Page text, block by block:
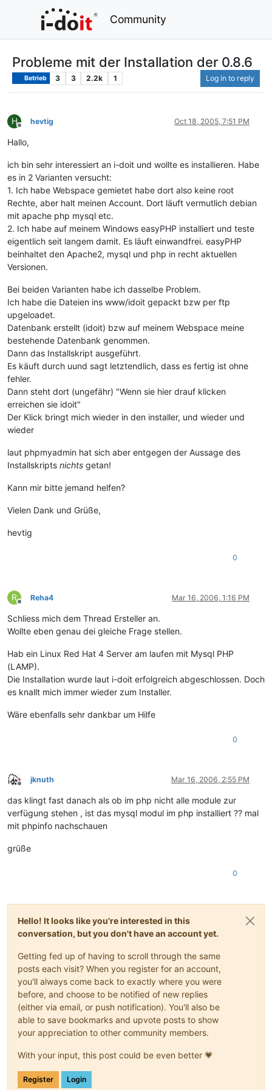
Community
Probleme mit der Installation der 0.8.6
Betrieb 3 3 2.2k 1 Log in to reply
H
Offline
hevtig Oct 18, 2005, 7:51 PM
Hallo,
ich bin sehr interessiert an i-doit und wollte es installieren. Habe
es in 2 Varianten versucht:
1. Ich habe Webspace gemietet habe dort also keine root
Rechte, aber halt meinen Account. Dort läuft vermutlich debian
mit apache php mysql etc.
2. Ich habe auf meinem Windows easyPHP installiert und teste
eigentlich seit langem damit. Es läuft einwandfrei. easyPHP
beinhaltet den Apache2, mysql und php in recht aktuellen
Versionen.
Bei beiden Varianten habe ich dasselbe Problem.
Ich habe die Dateien ins www/idoit gepackt bzw per ftp
upgeloadet.
Datenbank erstellt (idoit) bzw auf meinem Webspace meine
bestehende Datenbank genommen.
Dann das Installskript ausgeführt.
Es käuft durch uund sagt letztendlich, dass es fertig ist ohne
fehler.
Dann steht dort (ungefähr) "Wenn sie hier drauf klicken
erreichen sie idoit"
Der Klick bringt mich wieder in den installer, und wieder und
wieder
laut phpmyadmin hat sich aber entgegen der Aussage des
Installskripts nichts getan!
Kann mir bitte jemand helfen?
Vielen Dank und Grüße,
hevtig
0
R
Offline
Reha4 Mar 16, 2006, 1:16 PM
Schliess mich dem Thread Ersteller an.
Wollte eben genau dei gleiche Frage stellen.
Hab ein Linux Red Hat 4 Server am laufen mit Mysql PHP
(LAMP).
Die Installation wurde laut i-doit erfolgreich abgeschlossen. Doch
es knallt mich immer wieder zum Installer.
Wäre ebenfalls sehr dankbar um Hilfe
0
Offline
jknuth Mar 16, 2006, 2:55 PM
das klingt fast danach als ob im php nicht alle module zur
verfügung stehen , ist das mysql modul im php installiert ?? mal
mit phpinfo nachschauen
grüße
0
Hello! It looks like you're interested in this
conversation, but you don't have an account yet.
Getting fed up of having to scroll through the same
posts each visit? When you register for an account,
you'll always come back to exactly where you were
before, and choose to be notified of new replies
(either via email, or push notification). You'll also be
able to save bookmarks and upvote posts to show
your appreciation to other community members.
With your input, this post could be even better 💗
Register Login